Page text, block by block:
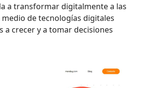
a transformar digitalmente a las
de tecnologías digitales
a crecer y a tomar decisiones